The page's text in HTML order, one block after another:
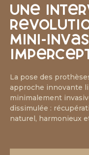
Une
mini-
La pose des
approche innovante
minimalement
dissimulée :
naturel, harmonieux